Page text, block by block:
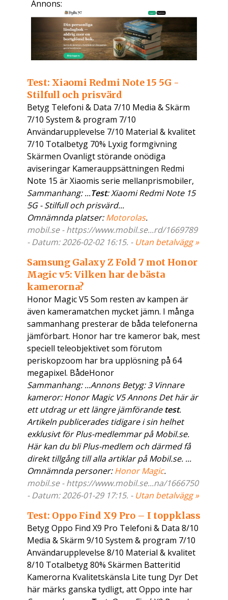
Annons:
Test: Xiaomi Redmi Note 15 5G -
Stilfull och prisvärd
Betyg Telefoni & Data 7/10 Media & Skärm
7/10 System & program 7/10
Användarupplevelse 7/10 Material & kvalitet
7/10 Totalbetyg 70% Lyxig formgivning
Skärmen Ovanligt störande onödiga
aviseringar Kamerauppsättningen Redmi
Note 15 är Xiaomis serie mellanprismobiler,
Sammanhang: ...Test: Xiaomi Redmi Note 15
5G - Stilfull och prisvärd...
Omnämnda platser:Motorolas.
mobil.se - https://www.mobil.se...rd/1669789
- Datum: 2026-02-02 16:15. - Utan betalvägg »
Samsung Galaxy Z Fold 7 mot Honor
Magic v5: Vilken har de bästa
kamerorna?
Honor Magic V5 Som resten av kampen är
även kameramatchen mycket jämn. I många
sammanhang presterar de båda telefonerna
jämförbart. Honor har tre kameror bak, mest
speciell teleobjektivet som förutom
periskopzoom har bra upplösning på 64
megapixel. BådeHonor
Sammanhang: ...Annons Betyg: 3 Vinnare
kameror: Honor Magic V5 Annons Det här är
ett utdrag ur ett längre jämförande test.
Artikeln publicerades tidigare i sin helhet
exklusivt för Plus-medlemmar på Mobil.se.
Här kan du bli Plus-medlem och därmed få
direkt tillgång till alla artiklar på Mobil.se. ...
Omnämnda personer:Honor Magic.
mobil.se - https://www.mobil.se...na/1666750
- Datum: 2026-01-29 17:15. - Utan betalvägg »
Test: Oppo Find X9 Pro – I toppklass
Betyg Oppo Find X9 Pro Telefoni & Data 8/10
Media & Skärm 9/10 System & program 7/10
Användarupplevelse 8/10 Material & kvalitet
8/10 Totalbetyg 80% Skärmen Batteritid
Kamerorna Kvalitetskänsla Lite tung Dyr Det
här märks ganska tydligt, att Oppo inte har